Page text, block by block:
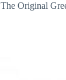
The Original